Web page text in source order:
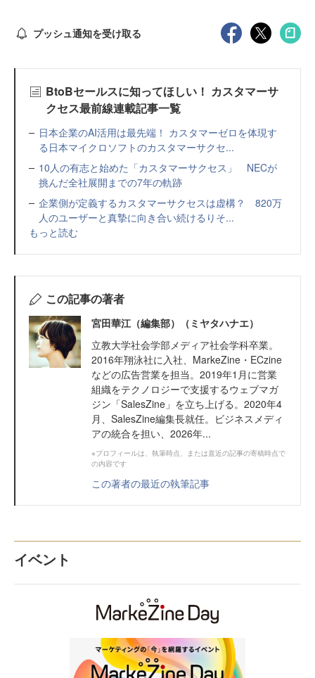
プッシュ通知を受け取る
BtoBセールスに知ってほしい！ カスタマーサ
クセス最前線連載記事一覧
日本企業のAI活用は最先端！ カスタマーゼロを体現す
る日本マイクロソフトのカスタマーサクセ...
10人の有志と始めた「カスタマーサクセス」 NECが
挑んだ全社展開までの7年の軌跡
企業側が定義するカスタマーサクセスは虚構？ 820万
人のユーザーと真摯に向き合い続けるりそ...
もっと読む
この記事の著者
宮田華江（編集部）（ミヤタハナエ）
立教大学社会学部メディア社会学科卒業。
2016年翔泳社に入社、MarkeZine・ECzine
などの広告営業を担当。2019年1月に営業
組織をテクノロジーで支援するウェブマガ
ジン「SalesZine」を立ち上げる。2020年4
月、SalesZine編集長就任。ビジネスメディ
アの統合を担い、2026年...
※プロフィールは、執筆時点、または直近の記事の寄稿時点で
の内容です
この著者の最近の執筆記事
イベント